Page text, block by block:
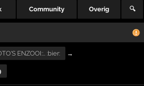
Community Overig 🔍
ENZOOI::.. :bier: →